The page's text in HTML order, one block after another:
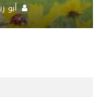
أبو